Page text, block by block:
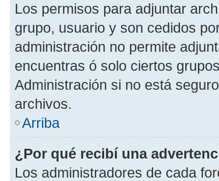
Los permisos para adjuntar
grupo, usuario y son cedidos
administración no permite
encuentras ó solo ciertos
Administración si no está
archivos.
Arriba
¿Por qué recibí una
Los administradores de cada